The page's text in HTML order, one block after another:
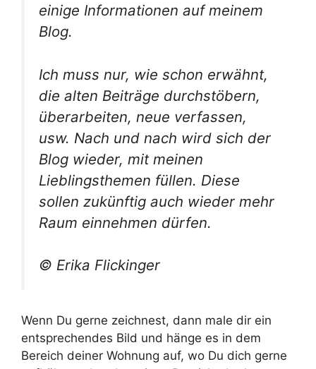
einige Informationen auf meinem
Blog.
Ich muss nur, wie schon erwähnt,
die alten Beiträge durchstöbern,
überarbeiten, neue verfassen,
usw. Nach und nach wird sich der
Blog wieder, mit meinen
Lieblingsthemen füllen. Diese
sollen zukünftig auch wieder mehr
Raum einnehmen dürfen.
© Erika Flickinger
Wenn Du gerne zeichnest, dann male dir ein
entsprechendes Bild und hänge es in dem
Bereich deiner Wohnung auf, wo Du dich gerne